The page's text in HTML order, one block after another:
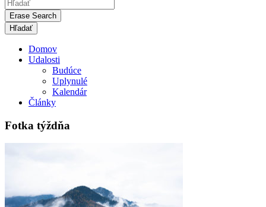
Erase Search
Domov
Udalosti
Budúce
Uplynulé
Kalendár
Články
Fotka týždňa